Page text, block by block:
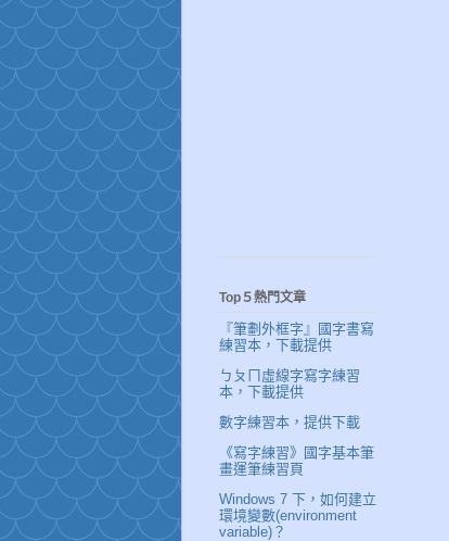
Top５熱門文章
『筆劃外框字』國字書寫
練習本，下載提供
ㄅㄆㄇ虛線字寫字練習
本，下載提供
數字練習本，提供下載
《寫字練習》國字基本筆
畫運筆練習頁
Windows 7 下，如何建立
環境變數(environment
variable)？